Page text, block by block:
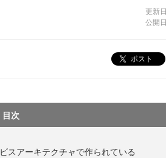
更新
公開
ポスト
目次
スアーキテクチャで作られている